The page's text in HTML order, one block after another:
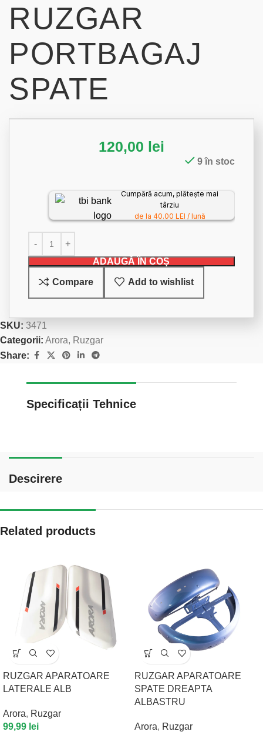
RUZGAR
PORTBAGAJ
SPATE
120,00 lei
9 în stoc
ADAUGĂ ÎN COȘ
Cumpără acum, plătește mai
târziu
de la 40.00 LEI / lună
Compare Add to wishlist
SKU: 3471
Categorii: Arora, Ruzgar
Share:
Specificații Tehnice
Descirere
Related products
RUZGAR APARATOARE
LATERALE ALB
Arora, Ruzgar
99,99 lei
RUZGAR APARATOARE
SPATE DREAPTA
ALBASTRU
Arora, Ruzgar